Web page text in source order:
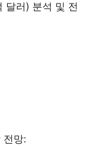
달러) 분석 및 전
전망: